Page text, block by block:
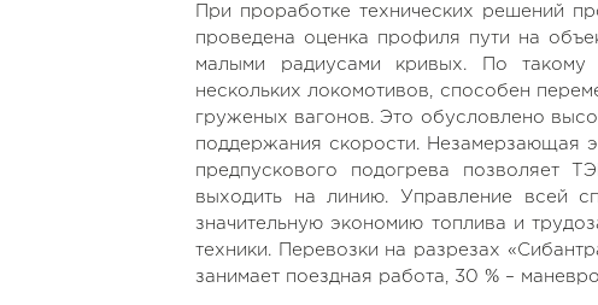
При проработке технических решений
проведена оценка профиля пути на
малыми радиусами кривых. По
нескольких локомотивов, способен
груженых вагонов. Это обусловлено
поддержания скорости. Незамерзающая
предпускового подогрева позволяет
выходить на линию. Управление всей
значительную экономию топлива и
техники. Перевозки на разрезах
занимает поездная работа, 30 % –